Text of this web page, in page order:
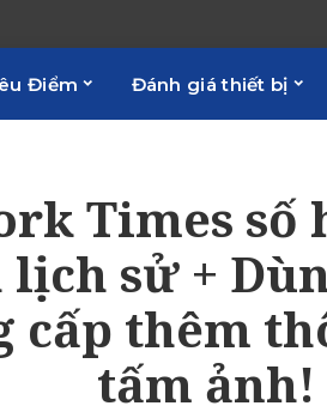
Điểm Đánh giá thiết bị
Times số
sử +
cấp thêm
tấm ảnh!